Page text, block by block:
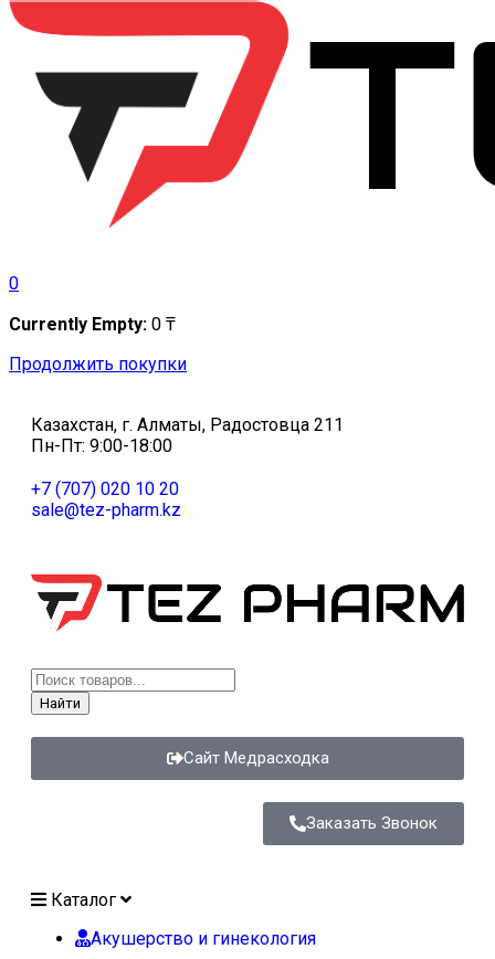
0
Currently Empty: 0 ₸
Продолжить покупки
Казахстан, г. Алматы, Радостовца 211
Пн-Пт: 9:00-18:00
+7 (707) 020 10 20
sale@tez-pharm.kz
Найти
Сайт Медрасходка
Заказать Звонок
Каталог
Акушерство и гинекология